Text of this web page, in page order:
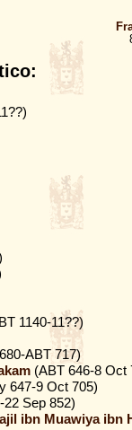
1140-11??)
ABT 717)
(ABT 646-8 Oct
647-9 Oct 705)
22 Sep 852)
ibn Muawiya ibn